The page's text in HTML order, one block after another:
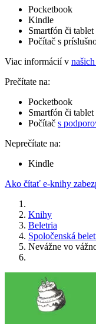
Pocketbook
Kindle
Smartfón či
Počítač s
Viac informácií v
Prečítate na:
Pocketbook
Smartfón či tablet
Počítač s
Neprečítate na:
Kindle
Ako čítať e-knihy
Knihy
Beletria
Spoločenská
Nevážne vo